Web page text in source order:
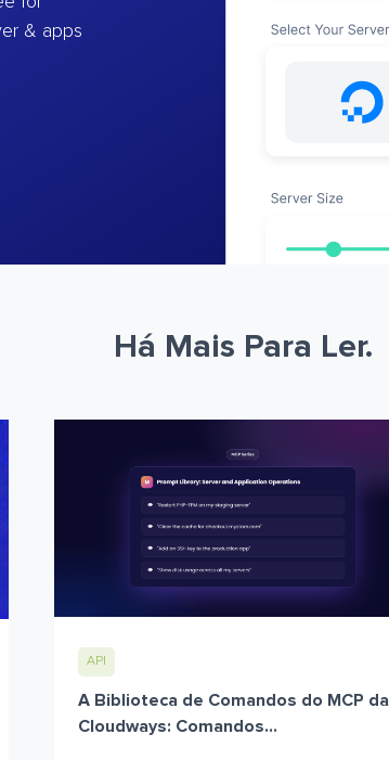
& apps
Há Mais Para Ler.
API
A Biblioteca de Comandos do MCP da
Cloudways: Comandos...